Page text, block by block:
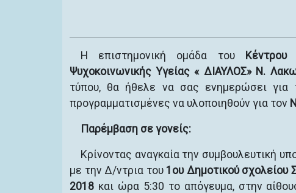
Η επιστημονική ομάδα του
Ψυχοκοινωνικής Υγείας « ΔΙΑΥΛΟΣ» Ν.
τύπου, θα ήθελε να σας ενημερώσει για
προγραμματισμένες να υλοποιηθούν για τον
Παρέμβαση σε γονείς:
Κρίνοντας αναγκαία την συμβουλευτική
με την Δ/ντρια του 1ου Δημοτικού σχολείου
2018 και ώρα 5:30 το απόγευμα, στην